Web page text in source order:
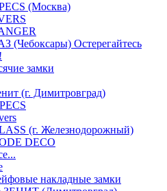
(Москва)
(Чебоксары) Остерегайтесь
замки
(г. Димитровград)
(г. Железнодорожный)
DECO
накладные замки